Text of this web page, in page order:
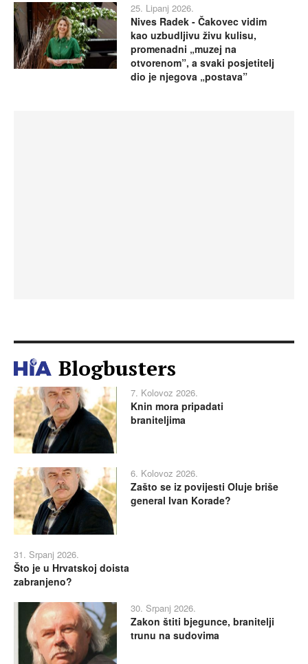
25. Lipanj 2026.
Nives Radek - Čakovec vidim
kao uzbudljivu živu kulisu,
promenadni „muzej na
otvorenom”, a svaki posjetitelj
dio je njegova „postava”
Blogbusters
7. Kolovoz 2026.
Knin mora pripadati
braniteljima
6. Kolovoz 2026.
Zašto se iz povijesti Oluje briše
general Ivan Korade?
31. Srpanj 2026.
Što je u Hrvatskoj doista
zabranjeno?
30. Srpanj 2026.
Zakon štiti bjegunce, branitelji
trunu na sudovima